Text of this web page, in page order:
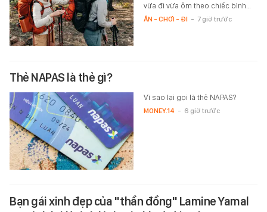
vừa đi vừa ôm theo chiếc bình…
ĂN - CHƠI - ĐI - 7 giờ trước
Thẻ NAPAS là thẻ gì?
Vì sao lại gọi là thẻ NAPAS?
MONEY.14 - 6 giờ trước
Bạn gái xinh đẹp của "thần đồng" Lamine Yamal